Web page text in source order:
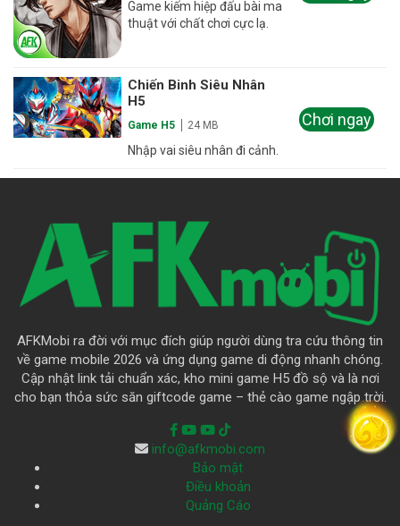
Game kiếm hiệp đấu bài ma
thuật với chất chơi cực lạ.
Chiến Binh Siêu Nhân
H5
Game H5 24 MB
Nhập vai siêu nhân đi cảnh.
Chơi ngay
AFKMobi ra đời với mục đích giúp người dùng tra cứu thông tin
về game mobile 2026 và ứng dụng game di động nhanh chóng.
Cập nhật link tải chuẩn xác, kho mini game H5 đồ sộ và là nơi
cho bạn thỏa sức săn giftcode game – thẻ cào game ngập trời.
info@afkmobi.com
Bảo mật
Điều khoản
Quảng Cáo